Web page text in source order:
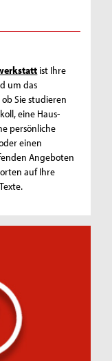
ist Ihre
um das
Sie studieren
eine Haus-
persönliche
einen
Angeboten
auf Ihre